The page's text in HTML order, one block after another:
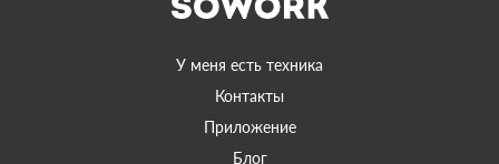
У меня есть техника
Контакты
Приложение
Блог